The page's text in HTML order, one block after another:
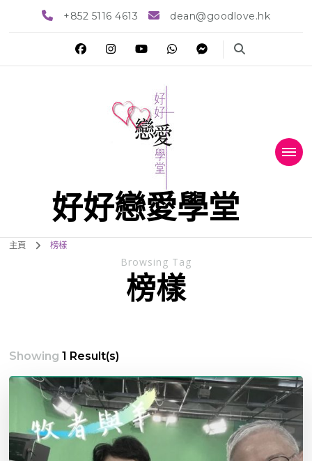
+852 5116 4613 dean@goodlove.hk
好好戀愛學堂
主頁 榜樣
Browsing Tag
榜樣
Showing1 Result(s)